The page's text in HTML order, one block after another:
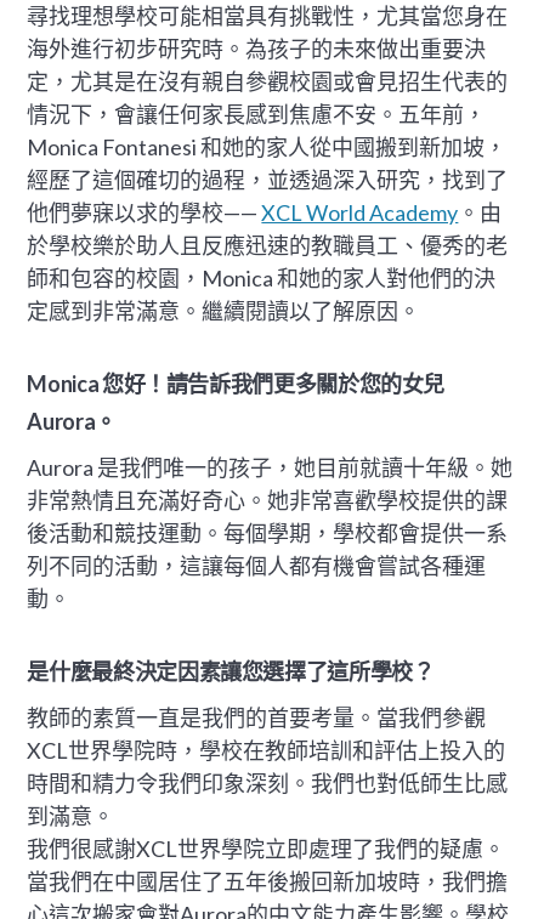
尋找理想學校可能相當具有挑戰性，尤其當您身在
海外進行初步研究時。為孩子的未來做出重要決
定，尤其是在沒有親自參觀校園或會見招生代表的
情況下，會讓任何家長感到焦慮不安。五年前，
Monica Fontanesi 和她的家人從中國搬到新加坡，
經歷了這個確切的過程，並透過深入研究，找到了
他們夢寐以求的學校——XCL World Academy 。由
於學校樂於助人且反應迅速的教職員工、優秀的老
師和包容的校園，Monica 和她的家人對他們的決
定感到非常滿意。繼續閱讀以了解原因。
Monica 您好！請告訴我們更多關於您的女兒
Aurora。
Aurora 是我們唯一的孩子，她目前就讀十年級。她
非常熱情且充滿好奇心。她非常喜歡學校提供的課
後活動和競技運動。每個學期，學校都會提供一系
列不同的活動，這讓每個人都有機會嘗試各種運
動。
是什麼最終決定因素讓您選擇了這所學校？
教師的素質一直是我們的首要考量。當我們參觀
XCL世界學院時，學校在教師培訓和評估上投入的
時間和精力令我們印象深刻。我們也對低師生比感
到滿意。
我們很感謝XCL世界學院立即處理了我們的疑慮。
當我們在中國居住了五年後搬回新加坡時，我們擔